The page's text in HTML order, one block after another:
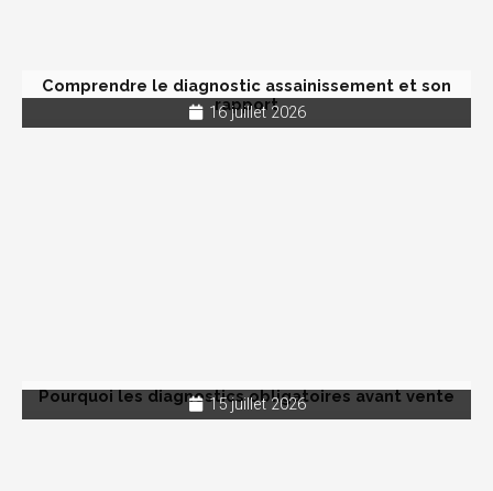
Comprendre le diagnostic assainissement et son
rapport
16 juillet 2026
Pourquoi les diagnostics obligatoires avant vente
15 juillet 2026